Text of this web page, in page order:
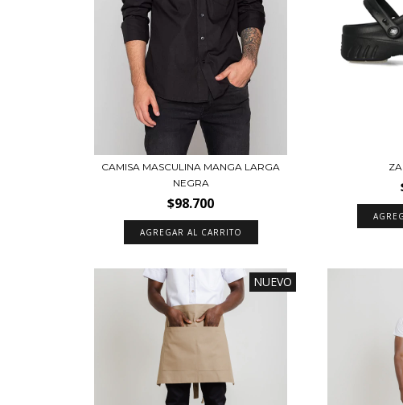
CAMISA MASCULINA MANGA LARGA
NEGRA
$98.700
AGREGAR AL CARRITO
NUEVO